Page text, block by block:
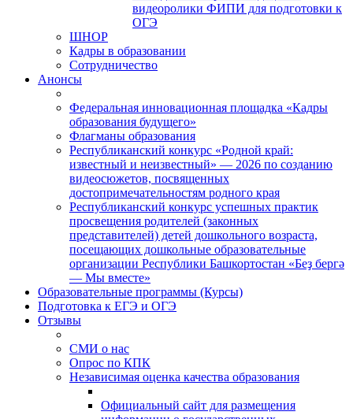
видеоролики ФИПИ для подготовки к
ОГЭ
ШНОР
Кадры в образовании
Сотрудничество
Анонсы
Федеральная инновационная площадка «Кадры
образования будущего»
Флагманы образования
Республиканский конкурс «Родной край:
известный и неизвестный» — 2026 по созданию
видеосюжетов, посвященных
достопримечательностям родного края
Республиканский конкурс успешных практик
просвещения родителей (законных
представителей) детей дошкольного возраста,
посещающих дошкольные образовательные
организации Республики Башкортостан «Беҙ бергә
— Мы вместе»
Образовательные программы (Курсы)
Подготовка к ЕГЭ и ОГЭ
Отзывы
СМИ о нас
Опрос по КПК
Независимая оценка качества образования
Официальный сайт для размещения